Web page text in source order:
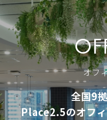
オフ
全国9
Place2.5のオフィ